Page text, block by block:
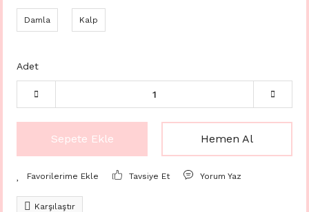
Damla Kalp
Adet
Sepete Ekle Hemen Al
Tavsiye Et Yorum Yaz
Karşılaştır